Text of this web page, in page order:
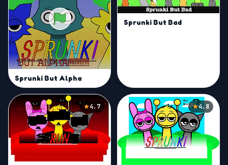
Sprunki But Alpha
Sprunki But Bad
4.7 4.8